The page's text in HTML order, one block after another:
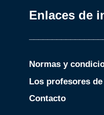
Enlaces de
Normas y
Los profesores
Contacto